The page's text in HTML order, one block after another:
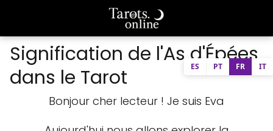
Signification de l'As d'Épées
dans le Tarot
Bonjour cher lecteur ! Je suis Eva
ES PT FR IT